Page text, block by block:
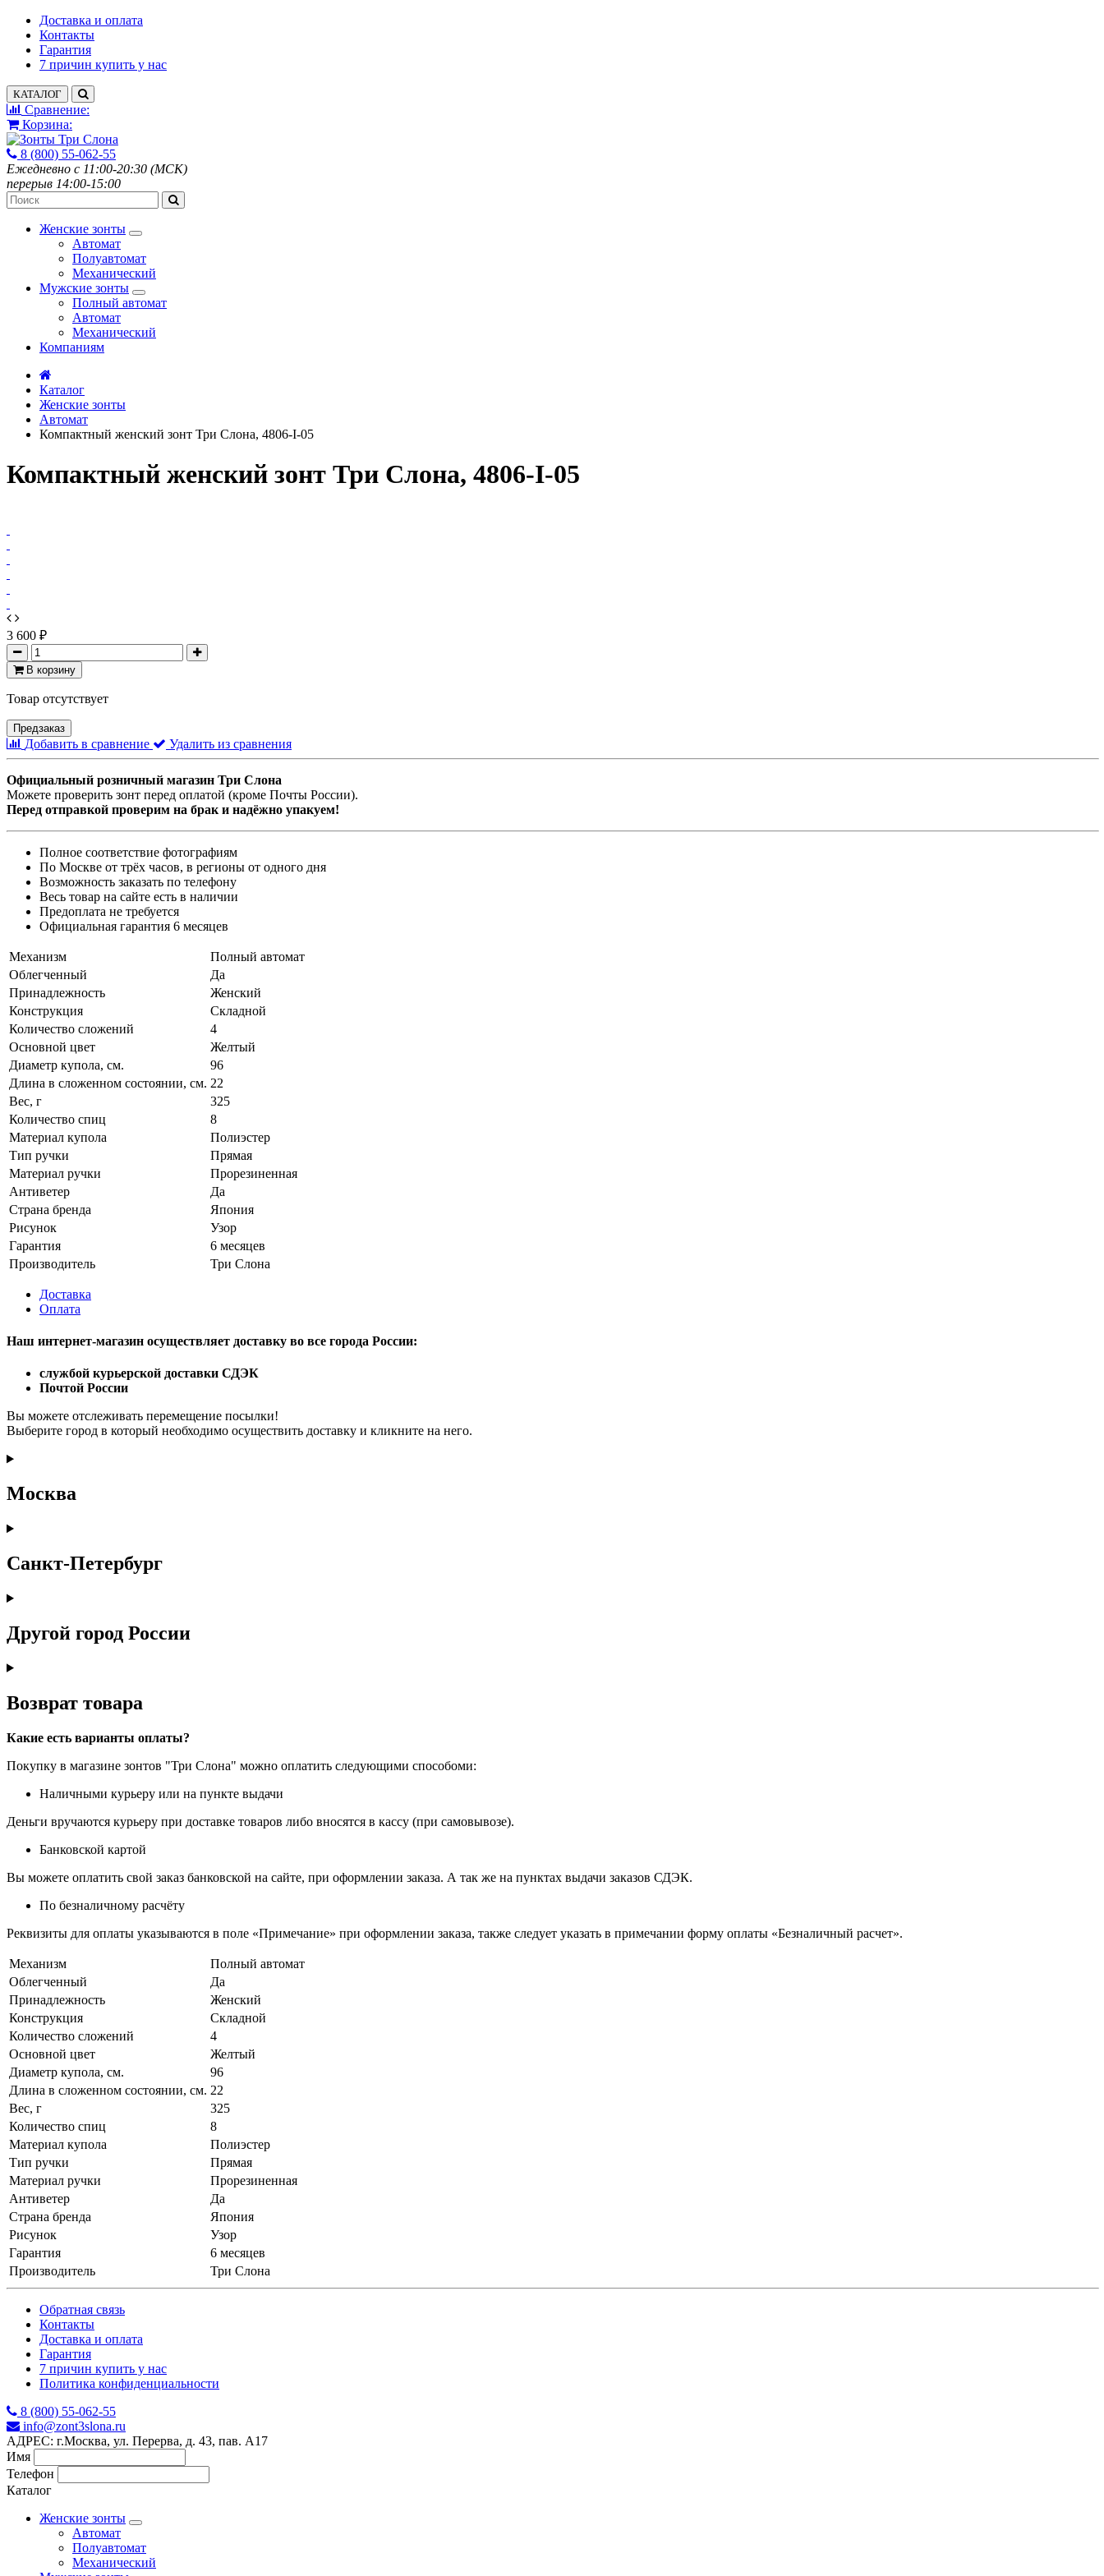
Доставка и оплата
Контакты
Гарантия
7 причин купить у нас
КАТАЛОГ
Сравнение:
Корзина:
8 (800) 55-062-55
Ежедневно с 11:00-20:30 (МСК)
перерыв 14:00-15:00
Женские зонты
Автомат
Полуавтомат
Механический
Мужские зонты
Полный автомат
Автомат
Механический
Компаниям
Каталог
Женские зонты
Автомат
Компактный женский зонт Три Слона, 4806-I-05
Компактный женский зонт Три Слона, 4806-I-05
3 600 ₽
В корзину
Товар отсутствует
Предзаказ
Добавить в сравнение Удалить из сравнения
Официальный розничный магазин Три Слона
Можете проверить зонт перед оплатой (кроме Почты России).
Перед отправкой проверим на брак и надёжно упакуем!
Полное соответствие фотографиям
По Москве от трёх часов, в регионы от одного дня
Возможность заказать по телефону
Весь товар на сайте есть в наличии
Предоплата не требуется
Официальная гарантия 6 месяцев
Механизм
Полный автомат
Облегченный
Да
Принадлежность
Женский
Конструкция
Складной
Количество сложений
4
Основной цвет
Желтый
Диаметр купола, см.
96
Длина в сложенном состоянии, см. 22
Вес, г
325
Количество спиц
8
Материал купола
Полиэстер
Тип ручки
Прямая
Материал ручки
Прорезиненная
Антиветер
Да
Страна бренда
Япония
Рисунок
Узор
Гарантия
6 месяцев
Производитель
Три Слона
Доставка
Оплата
Наш интернет-магазин осуществляет доставку во все города России:
службой курьерской доставки СДЭК
Почтой России
Вы можете отслеживать перемещение посылки!
Выберите город в который необходимо осуществить доставку и кликните на него.
Москва
Санкт-Петербург
Другой город России
Возврат товара
Какие есть варианты оплаты?
Покупку в магазине зонтов "Три Слона" можно оплатить следующими способоми:
Наличными курьеру или на пункте выдачи
Деньги вручаются курьеру при доставке товаров либо вносятся в кассу (при самовывозе).
Банковской картой
Вы можете оплатить свой заказ банковской на сайте, при оформлении заказа. А так же на пунктах выдачи заказов СДЭК.
По безналичному расчёту
Реквизиты для оплаты указываются в поле «Примечание» при оформлении заказа, также следует указать в примечании форму оплаты «Безналичный расчет».
Механизм
Полный автомат
Облегченный
Да
Принадлежность
Женский
Конструкция
Складной
Количество сложений
4
Основной цвет
Желтый
Диаметр купола, см.
96
Длина в сложенном состоянии, см. 22
Вес, г
325
Количество спиц
8
Материал купола
Полиэстер
Тип ручки
Прямая
Материал ручки
Прорезиненная
Антиветер
Да
Страна бренда
Япония
Рисунок
Узор
Гарантия
6 месяцев
Производитель
Три Слона
Обратная связь
Контакты
Доставка и оплата
Гарантия
7 причин купить у нас
Политика конфиденциальности
8 (800) 55-062-55
info@zont3slona.ru
АДРЕС: г.Москва, ул. Перерва, д. 43, пав. А17
Имя
Телефон
Каталог
Женские зонты
Автомат
Полуавтомат
Механический